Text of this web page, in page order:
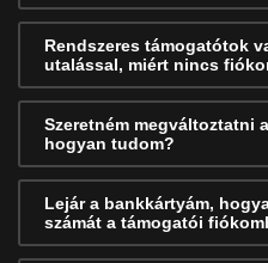
Rendszeres támogatótok
utalással, miért nincs
Szeretném megváltoztatni
hogyan tudom?
Lejár a bankkártyám,
számát a támogatói